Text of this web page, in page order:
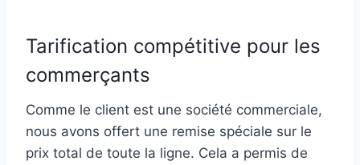
Tarification compétitive pour les
commerçants
Comme le client est une société commerciale,
nous avons offert une remise spéciale sur le
prix total de toute la ligne. Cela a permis de